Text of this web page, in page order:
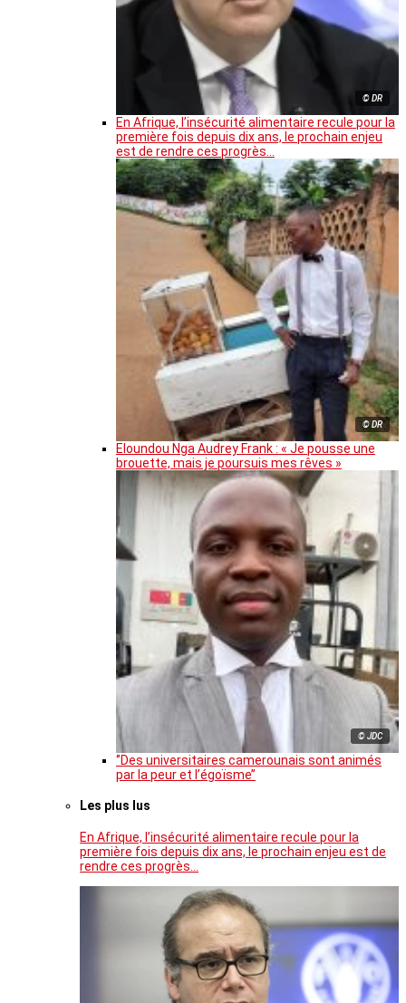
© DR
En Afrique, l’insécurité alimentaire recule pour la
première fois depuis dix ans, le prochain enjeu
est de rendre ces progrès…
© DR
Eloundou Nga Audrey Frank : « Je pousse une
brouette, mais je poursuis mes rêves »
© JDC
‘’Des universitaires camerounais sont animés
par la peur et l’égoïsme’’
Les plus lus
En Afrique, l’insécurité alimentaire recule pour la
première fois depuis dix ans, le prochain enjeu est de
rendre ces progrès…